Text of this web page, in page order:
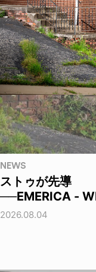
NEWS
ストゥが先導
──EMERICA -
2026.08.04